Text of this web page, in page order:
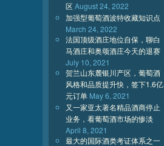
区August 24, 2022
加强型葡萄酒波特收藏知识点
March 24, 2022
法国顶级酒庄地位自保，聊白
马酒庄和奥颂酒庄今天的退赛
July 10, 2021
贺兰山东麓银川产区，葡萄酒
风格和品质提升快，签下1.6亿
元订单 May 6, 2021
又一家亚太著名精品酒商停止
业务，看葡萄酒市场的惨淡
April 8, 2021
最大的国际酒类考证体系之一